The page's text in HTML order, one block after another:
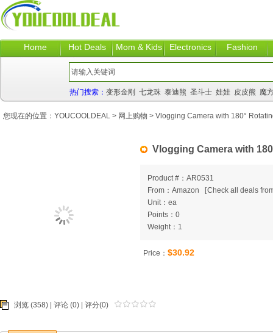
Home Hot Deals Mom & Kids Electronics Fashion
热门搜索： 变形金刚 七龙珠 泰迪熊 圣斗士 娃娃 皮皮熊 魔
Vlogging Camera with
Product #：AR0531
From：Amazon
[Check all deals
Unit：ea
Points：0
Weight：1
Price： $30.92
浏览 (358) | 评论 (0) | 评分(0)
您现在的位置： YOUCOOLDEAL > 网上购物 > Vlogging Camera with 180°